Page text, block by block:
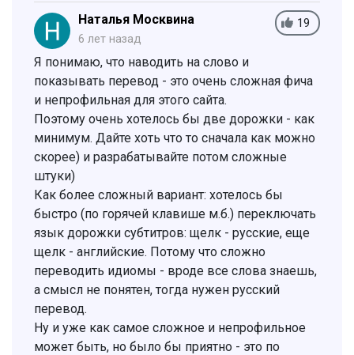
19
Наталья Москвина
6 лет назад
Я понимаю, что наводить на слово и
показывать перевод - это очень сложная фича
и непрофильная для этого сайта.
Поэтому очень хотелось бы две дорожки - как
минимум. Дайте хоть что то сначала как можно
скорее) и разрабатывайте потом сложные
штуки)
Как более сложный вариант: хотелось бы
быстро (по горячей клавише м.б.) переключать
язык дорожки субтитров: щелк - русские, еще
щелк - английские. Потому что сложно
переводить идиомы - вроде все слова знаешь,
а смысл не понятен, тогда нужен русский
перевод.
Ну и уже как самое сложное и непрофильное
может быть, но было бы приятно - это по